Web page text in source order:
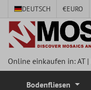
springen
DEUTSCH €EURO
Online einkaufen in:AT|
Bodenfliesen